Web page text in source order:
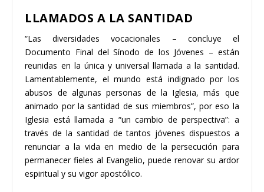
LLAMADOS A LA SANTIDAD
“Las diversidades vocacionales – concluye el
Documento Final del Sínodo de los Jóvenes – están
reunidas en la única y universal llamada a la santidad.
Lamentablemente, el mundo está indignado por los
abusos de algunas personas de la Iglesia, más que
animado por la santidad de sus miembros”, por eso la
Iglesia está llamada a “un cambio de perspectiva”: a
través de la santidad de tantos jóvenes dispuestos a
renunciar a la vida en medio de la persecución para
permanecer fieles al Evangelio, puede renovar su ardor
espiritual y su vigor apostólico.